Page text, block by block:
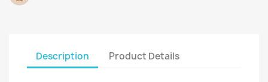
Description Product Details